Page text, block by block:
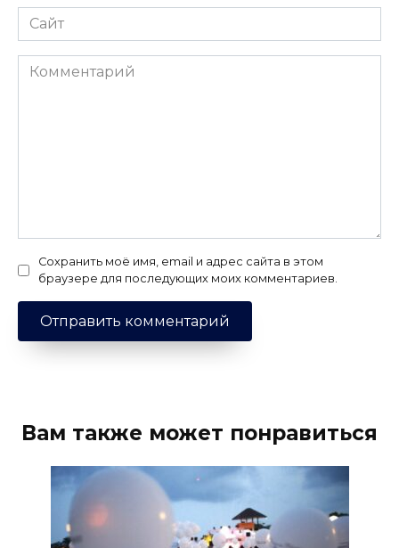
Сайт
Комментарий
Сохранить моё имя, email и адрес сайта в этом
браузере для последующих моих комментариев.
Вам также может понравиться